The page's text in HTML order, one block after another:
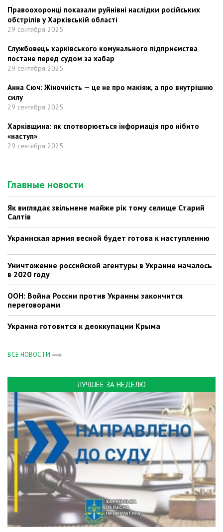
Правоохоронці показали руйнівні наслідки російських
обстрілів у Харківській області
29 сентября 2025
Службовець харківського комунального підприємства
постане перед судом за хабар
29 сентября 2025
Анна Сюч: Жіночність — це не про макіяж, а про внутрішню
силу
29 сентября 2025
Харківщина: як спотворюється інформація про нібито
«наступ»
29 сентября 2025
Главные новости
Як виглядає звільнене майже рік тому селище Старий
Салтів
Украинская армия весной будет готова к наступлению
Уничтожение российской агентуры в Украине началось
в 2020 году
ООН: Война России против Украины закончится
переговорами
Украина готовится к деоккупации Крыма
ВСЕ НОВОСТИ
ЛУЧШЕЕ ЗА НЕДЕЛЮ